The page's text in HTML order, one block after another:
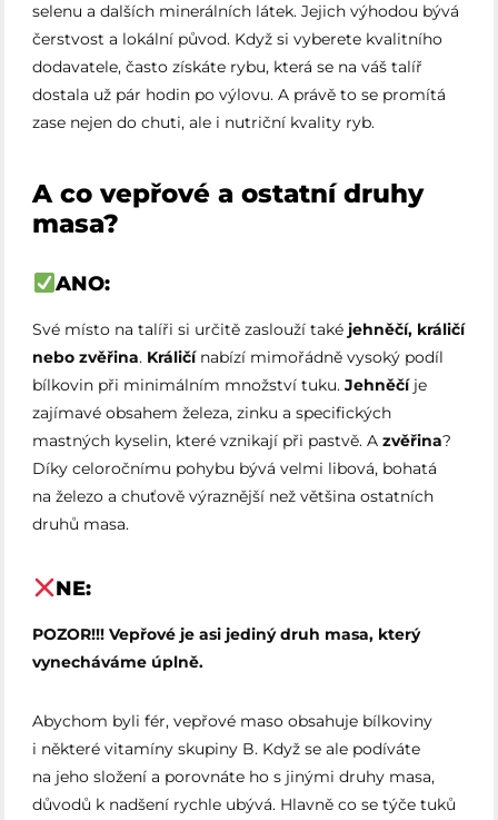
selenu a dalších minerálních látek. Jejich výhodou bývá
čerstvost a lokální původ. Když si vyberete kvalitního
dodavatele, často získáte rybu, která se na váš talíř
dostala už pár hodin po výlovu. A právě to se promítá
zase nejen do chuti, ale i nutriční kvality ryb.
A co vepřové a ostatní druhy
masa?
ANO:
Své místo na talíři si určitě zaslouží také jehněčí, králičí
nebo zvěřina. Králičí nabízí mimořádně vysoký podíl
bílkovin při minimálním množství tuku.Jeh­něčíje
zajímavé obsahem železa, zinku a specifických
mastných kyselin, které vznikají při pastvě. Azvěřina?
Díky celoročnímu pohybu bývá velmi libová, bohatá
na železo a chuťově výraznější než většina ostatních
druhů masa.
NE:
POZOR!!! Vepřové je asi jediný druh masa, který
vynecháváme úplně.
Abychom byli fér, vepřové maso obsahuje bílkoviny
i některé vitamíny skupiny B. Když se ale podíváte
na jeho složení a porovnáte ho s jinými druhy masa,
důvodů k nadšení rychle ubývá. Hlavně co se týče tuků